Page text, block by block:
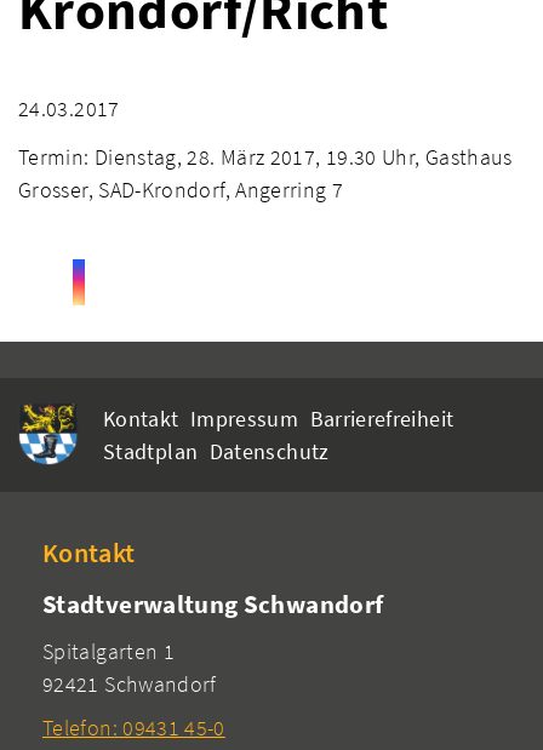
24.03.2017
Termin: Dienstag, 28. März 2017, 19.30 Uhr, Gasthaus
Grosser, SAD-Krondorf, Angerring 7
Kontakt Impressum Barrierefreiheit
Stadtplan Datenschutz
Kontakt
Stadtverwaltung Schwandorf
Spitalgarten 1
92421 Schwandorf
Telefon: 09431 45-0